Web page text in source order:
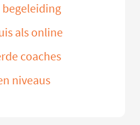
als online
coaches
niveaus